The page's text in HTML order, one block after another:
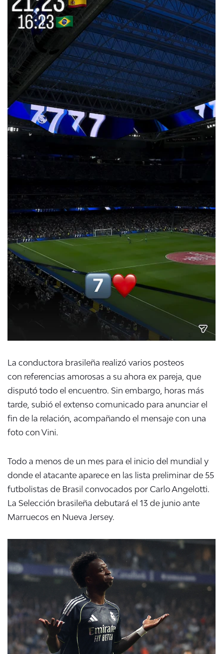
La conductora brasileña realizó varios posteos
con referencias amorosas a su ahora ex pareja, que
disputó todo el encuentro. Sin embargo, horas más
tarde, subió el extenso comunicado para anunciar el
fin de la relación , acompañando el mensaje con una
foto con Vini.
Todo a menos de un mes para el inicio del mundial y
donde el atacante aparece en las lista preliminar de 55
futbolistas de Brasil convocados por Carlo Angelotti.
La Selección brasileña debutará el 13 de junio ante
Marruecos en Nueva Jersey.